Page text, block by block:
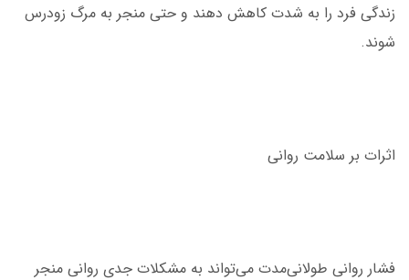
زندگی فرد را به شدت کاهش دهند و حتی منجر به مرگ زودرس
شوند.
اثرات بر سلامت روانی
فشار روانی طولانی‌مدت می‌تواند به مشکلات جدی روانی منجر